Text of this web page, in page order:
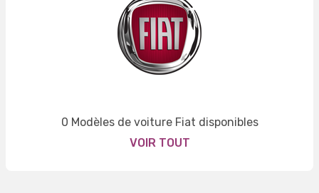
0 Modèles de voiture Fiat disponibles
VOIR TOUT